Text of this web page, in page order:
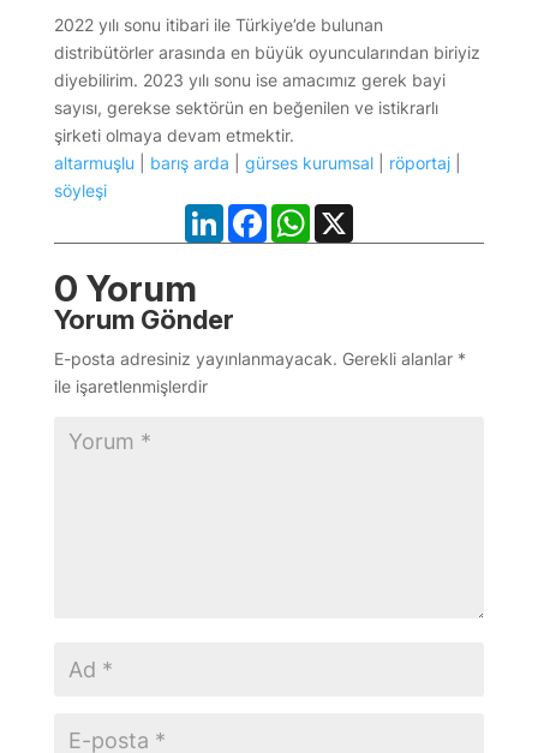
2022 yılı sonu itibari ile Türkiye’de bulunan
distribütörler arasında en büyük oyuncularından biriyiz
diyebilirim. 2023 yılı sonu ise amacımız gerek bayi
sayısı, gerekse sektörün en beğenilen ve istikrarlı
şirketi olmaya devam etmektir.
altarmuşlu
barış arda gürses kurumsal| röportaj|
söyleşi
LinkedInFacebookWhatsApp
X
0 Yorum
Yorum Gönder
E-posta adresiniz yayınlanmayacak. Gerekli alanlar *
ile işaretlenmişlerdir